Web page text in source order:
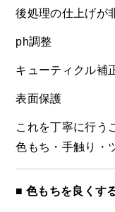
後処理の仕上げが
ph調整
キューティクル補
表面保護
これを丁寧に行う
色もち・手触り・
■ 色もちを良くす